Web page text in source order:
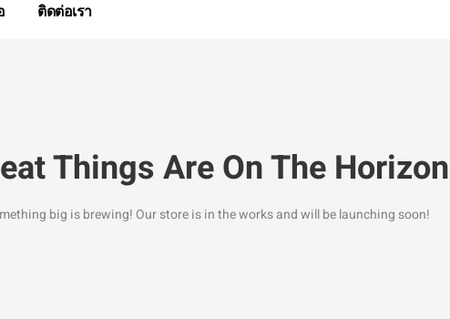
ติดต่อเรา
Things Are On The Horizon
big is brewing! Our store is in the works and will be launching soon!